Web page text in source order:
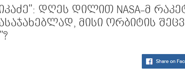
დღეს დილით NASA-მ
მისი ორბიტის